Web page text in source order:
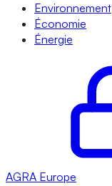
Environnement
Économie
Énergie
AGRA Europe